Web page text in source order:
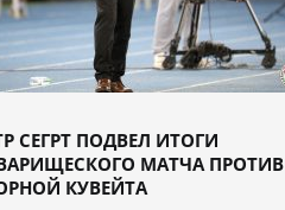
СЕГРТ ПОДВЕЛ ИТОГИ
МАТЧА ПРОТИВ
КУВЕЙТА